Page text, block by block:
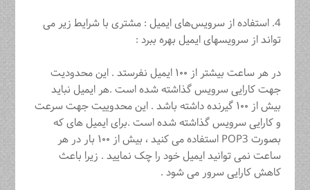
4. استفاده از سرویس‌های ایمیل : مشتری با شرایط زیر می
تواند از سرویسهای ایمیل بهره ببرد :
در هر ساعت بیشتر از ۱۰۰ ایمیل نفرستد . این محدودیت
جهت کارایی سرویس گذاشته شده است .هر ایمیل نباید
بیش از ۱۰۰ گیرنده داشته باشد . این محدوییت جهت سرعت
و کارایی سرویس گذاشته شده است .برای ایمیل های که
بصورت POP3 استفاده می کنید ، بیش از ۱۰۰ بار در هر
ساعت نمی توانید ایمیل خود را چک نمایید . زیرا باعث
کاهش کارایی سرور می شود .